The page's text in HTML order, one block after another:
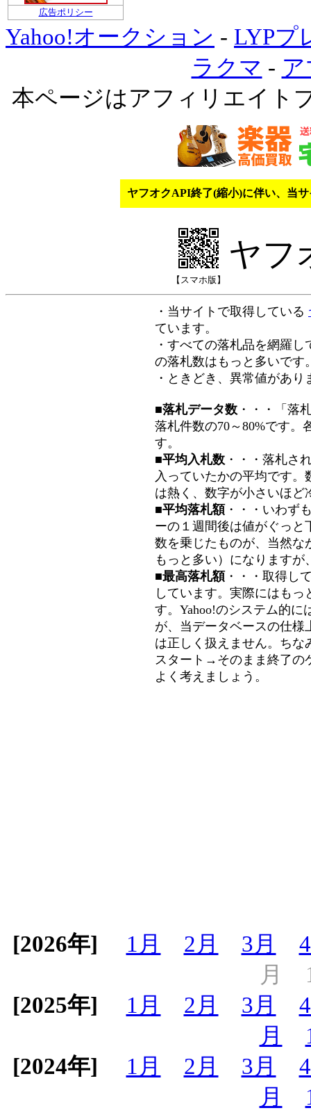
広告ポリシー
Yahoo!オークション - LYPプ
ラクマ -
本ページはアフィリエイト
ヤフオクAPI終了(縮小)に伴い、当
【スマホ版】
ヤフ
・当サイトで取得している
ています。
・すべての落札品を網羅
の落札数はもっと多いです
・ときどき、異常値があ
■落札データ数 ・・・「落
落札件数の70～80%です。
す。
■平均入札数 ・・・落札さ
入っていたかの平均です
は熱く、数字が小さいほど
■平均落札額 ・・・いわず
ーの１週間後は値がぐっと
数を乗じたものが、当然な
もっと多い）になります
■最高落札額 ・・・取得し
しています。実際にはも
す。Yahoo!のシステム的に
が、当データベースの仕様
は正しく扱えません。ちな
スタート→そのまま終了の
よく考えましょう。
[2026年] 1月 2月 3月
月
[2025年]
1月 2月 3月
月
[2024年]
1月 2月 3月
月